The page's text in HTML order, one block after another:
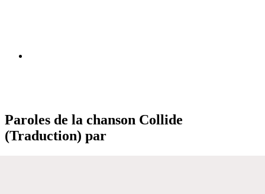
Paroles de la chanson Collide
(Traduction) par